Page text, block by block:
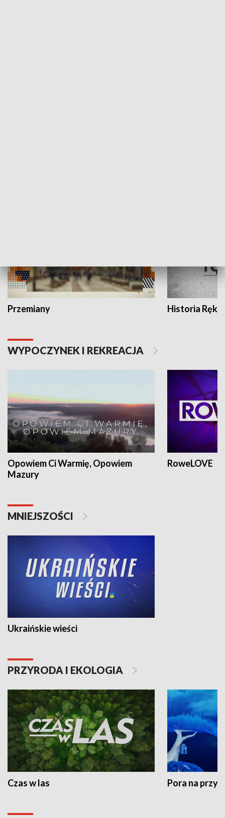
Przemiany Historia Ręką
WYPOCZYNEK I REKREACJA
Opowiem Ci Warmię, Opowiem
Mazury
RoweLOVE
MNIEJSZOŚCI
Ukraińskie wieści
PRZYRODA I EKOLOGIA
Czas w las Pora na